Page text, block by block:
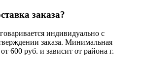
заказа?
индивидуально с
заказа. Минимальная
600 руб. и зависит от района г.